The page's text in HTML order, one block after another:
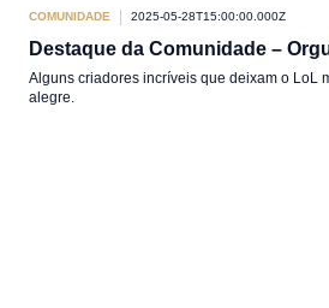
COMUNIDADE 2025-05-28T15:00:00.000Z
Destaque da Comunidade –
Alguns criadores incríveis que deixam o LoL
alegre.